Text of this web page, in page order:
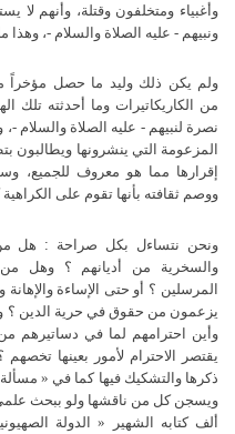
وأغبياء ومتخلفون وقتلة، وأنهم لا
ونبيهم - عليه الصلاة والسلام -، وهذا
ولم يكن ذلك وليد ما حصل مؤخراً
من الكاريكاتيرات وما أحدثته
نصرة لنبيهم - عليه الصلاة والسلام
المزعومة التي ينشرونها ويطالبون
إقرارها مما هو معروف للجميع،
ووصم ثقافته بأنها تقوم على
ونحن نتساءل بكل صراحة : هل من
والسخرية من أديانهم ؟ وهل من
المرسلين ؟ أو حتى الإساءة
يزعمون من حقوق في حرية الدين ؟
وأين احترامهم لما في دساتيرهم من
يقتصر الاحترام لأمور بعينها
ذكرها والتشكيك فيها كما في «
ويسجن كل من ناقشها ولو ببحث
ألف كتابه الشهير « الدولة